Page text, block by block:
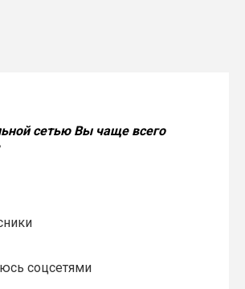
сетью Вы чаще всего
соцсетями